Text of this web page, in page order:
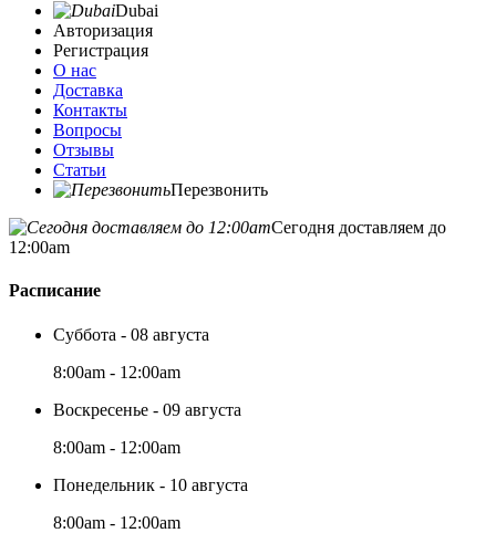
Dubai
Авторизация
Регистрация
О нас
Доставка
Контакты
Вопросы
Отзывы
Статьи
Перезвонить
Сегодня доставляем до
12:00am
Расписание
Суббота - 08 августа
8:00am - 12:00am
Воскресенье - 09 августа
8:00am - 12:00am
Понедельник - 10 августа
8:00am - 12:00am